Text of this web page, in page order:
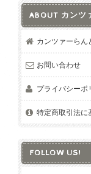
ABOUT カンツ
カンツァーらん
お問い合わせ
プライバシーポ
特定商取引法に
FOLLOW US!